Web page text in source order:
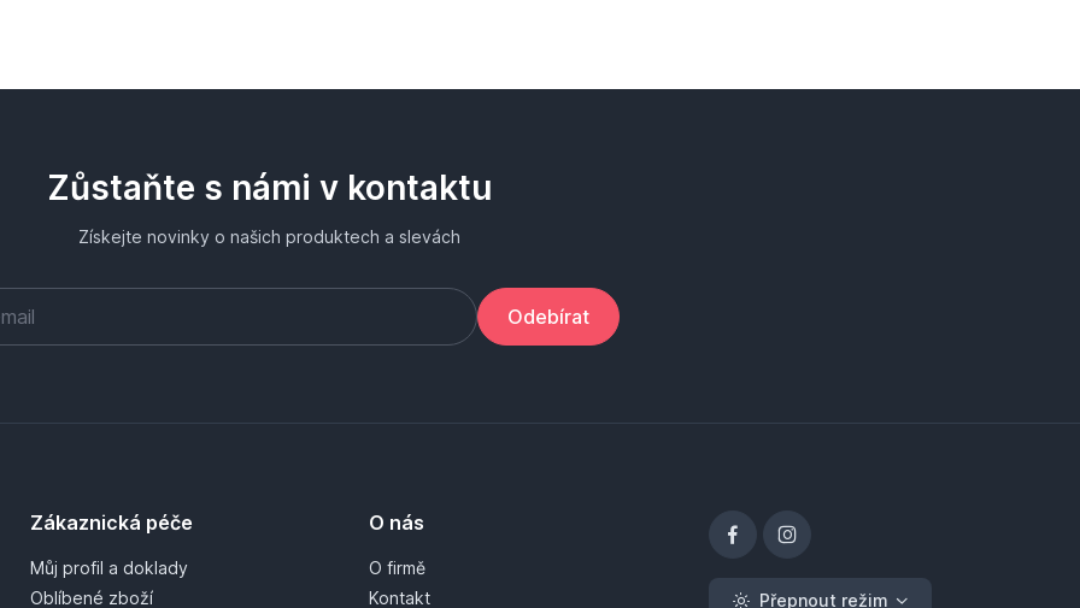
Zůstaňte s námi v kontaktu
Získejte novinky o našich produktech a slevách
Odebírat
Zákaznická péče
Můj profil a doklady
Oblíbené zboží
O nás
O firmě
Kontakt
Přepnout režim